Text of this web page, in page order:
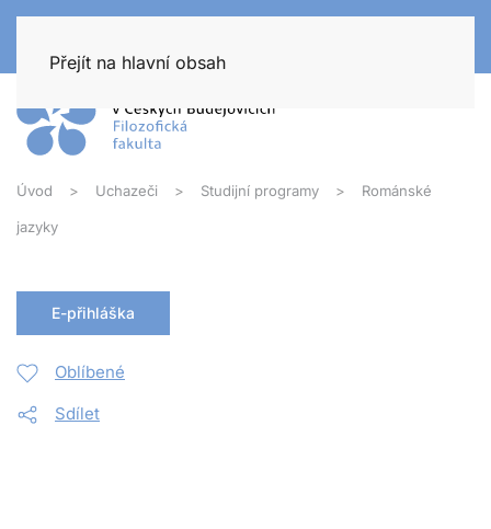
Přejít na hlavní obsah
Úvod Uchazeči Studijní programy Románské
jazyky
E-přihláška
Oblíbené
Sdílet